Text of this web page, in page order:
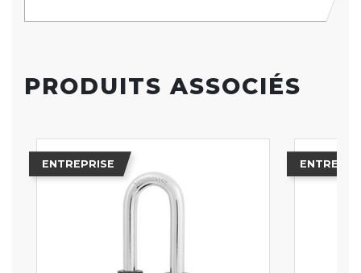
PRODUITS ASSOCIÉS
ENTREPRISE